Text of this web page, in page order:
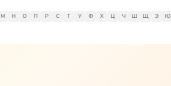
М Н О П Р С Т У Ф Х Ц Ч Ш Щ Э Ю